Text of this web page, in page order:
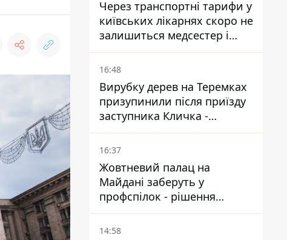
Через транспортні тарифи у
київських лікарнях скоро не
залишиться медсестер і
санітарок - професор
Голубовська
16:48
Вирубку дерев на Теремках
призупинили після приїзду
заступника Кличка -
почався діалог
16:37
Жовтневий палац на
Майдані заберуть у
профспілок - рішення
Господарського суду
14:58